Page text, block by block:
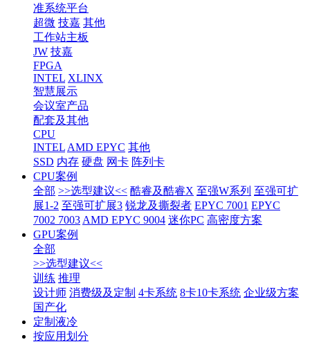
准系统平台
超微 技嘉 其他
工作站主板
JW 技嘉
FPGA
INTEL XLINX
智慧展示
会议室产品
配套及其他
CPU
INTEL AMD EPYC 其他
SSD 内存 硬盘 网卡 阵列卡
CPU案例
全部 >>选型建议<< 酷睿及酷睿X 至强W系列 至强可扩
展1-2 至强可扩展3 锐龙及撕裂者 EPYC 7001 EPYC
7002 7003 AMD EPYC 9004 迷你PC 高密度方案
GPU案例
全部
>>选型建议<<
训练 推理
设计师 消费级及定制 4卡系统 8卡10卡系统 企业级方案
国产化
定制液冷
按应用划分